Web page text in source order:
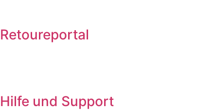
Retoureportal
Hilfe und Support